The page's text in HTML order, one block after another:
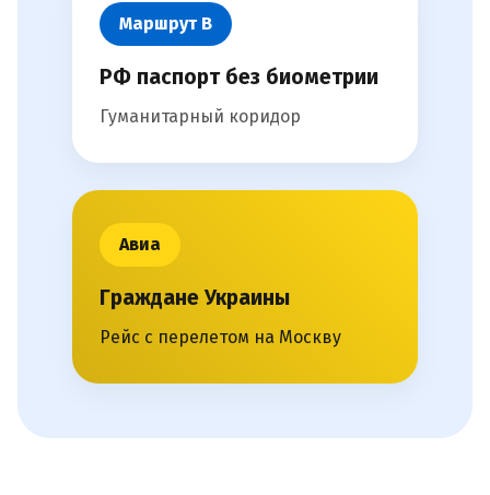
Маршрут В
РФ паспорт без биометрии
Гуманитарный коридор
Авиа
Граждане Украины
Рейс с перелетом на Москву